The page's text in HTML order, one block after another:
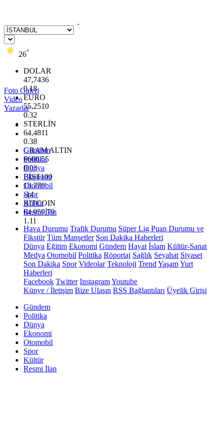
26°
DOLAR
47,7436
0.18
EURO
55,2510
0.32
STERLİN
64,4811
0.38
GRAM ALTIN
6660.55
0.03
BİST100
13.779
-14
BITCOIN
64.959,79
1.11
Foto Galeri
Video
Yazarlar
Gündem
Politika
Dünya
Ekonomi
Otomobil
Spor
Kültür
Resmi İlan
Hava Durumu Trafik Durumu Süper Lig Puan Durumu ve
Fikstür Tüm Manşetler Son Dakika Haberleri
Dünya Eğitim Ekonomi Gündem Hayat İslam Kültür-Sanat
Medya Otomobil Politika Röportaj Sağlık Seyahat Siyaset
Son Dakika Spor Videolar Teknoloji Trend YaşamYurt
Haberleri
Facebook Twitter InstagramYoutube
Künye / İletişim Bize Ulaşın RSS Bağlantıları Üyelik Girişi
Gündem
Politika
Dünya
Ekonomi
Otomobil
Spor
Kültür
Resmi İlan